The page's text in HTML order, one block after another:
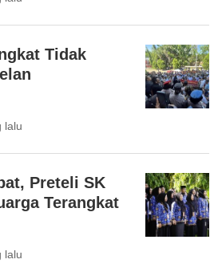
Tidak
lalu
Preteli SK
Terangkat
lalu